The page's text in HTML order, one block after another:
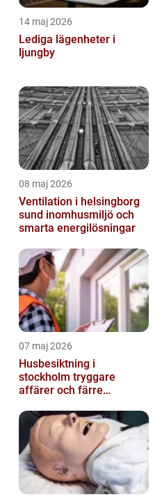
14 maj 2026
Lediga lägenheter i
ljungby
08 maj 2026
Ventilation i helsingborg
sund inomhusmiljö och
smarta energilösningar
07 maj 2026
Husbesiktning i
stockholm tryggare
affärer och färre